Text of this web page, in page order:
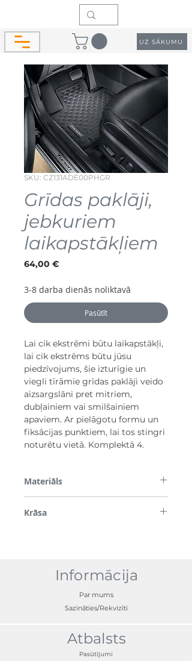
UZ SĀKUMU
SKU: CZ131ADE00PHGR
Grīdas paklāji,
jebkuriem
laikapstākļiem
64,00 €Cena
3-8 darba dienās noliktavā
Pasūtīt
Lai cik ekstrēmi būtu laikapstākļi,
lai cik ekstrēms būtu jūsu
piedzīvojums, šie izturīgie un
viegli tīrāmie grīdas paklāji veido
aizsargslāni pret mitriem,
dubļainiem vai smilšainiem
apaviem. Ar pielāgotu formu un
fiksācijas punktiem, lai tos stingri
noturētu vietā. Komplektā 4.
Materiāls
Krāsa
Informācija
Par mums
Sazināties/Rekvizīti
Atbalsts
Pasūtījumi